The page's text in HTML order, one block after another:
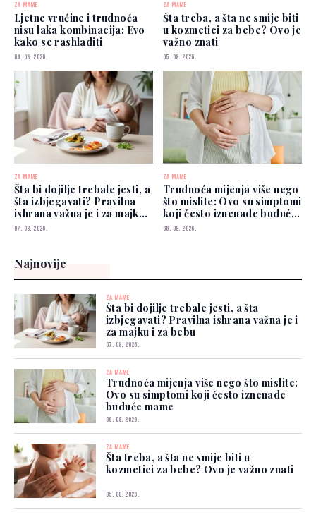
ZA MAME
Ljetne vrućine i trudnoća
nisu laka kombinacija: Evo
kako se rashladiti
04. 08. 2026.
ZA MAME
Šta treba, a šta ne smije biti
u kozmetici za bebe? Ovo je
važno znati
05. 08. 2026.
ZA MAME
Šta bi dojilje trebale jesti, a
šta izbjegavati? Pravilna
ishrana važna je i za majku i
za bebu
07. 08. 2026.
ZA MAME
Trudnoća mijenja više nego
što mislite: Ovo su simptomi
koji često iznenade buduće
mame
06. 08. 2026.
Najnovije
ZA MAME
Šta bi dojilje trebale jesti, a šta
izbjegavati? Pravilna ishrana važna je i
za majku i za bebu
07. 08. 2026.
ZA MAME
Trudnoća mijenja više nego što mislite:
Ovo su simptomi koji često iznenade
buduće mame
06. 08. 2026.
ZA MAME
Šta treba, a šta ne smije biti u
kozmetici za bebe? Ovo je važno znati
05. 08. 2026.